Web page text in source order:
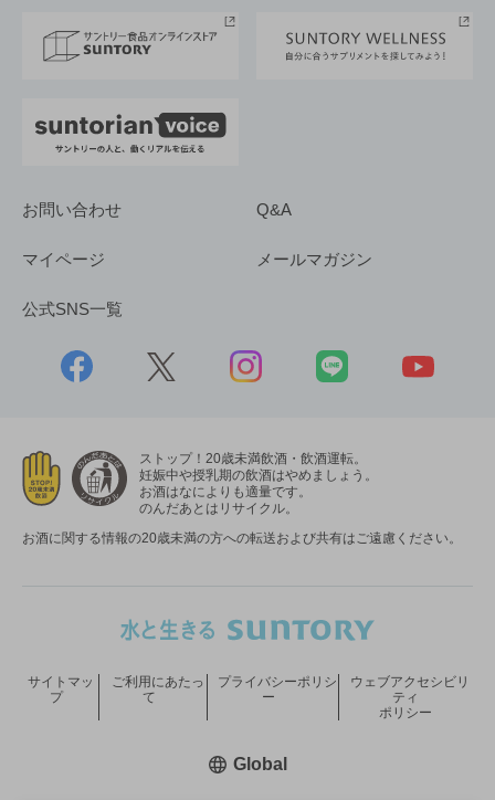
採用情報
お問い合わせ Q&A
マイページ メールマガジン
公式SNS一覧
ストップ！20歳未満飲酒・飲酒運転。
妊娠中や授乳期の飲酒はやめましょう。
お酒はなによりも適量です。
のんだあとはリサイクル。
お酒に関する情報の20歳未満の方への転送および共有はご遠慮ください。
サイトマッ
プ
ご利用にあたっ
て
プライバシーポリシ
ー
ウェブアクセシビリ
ティ
ポリシー
Global新しいウィンドウで開く